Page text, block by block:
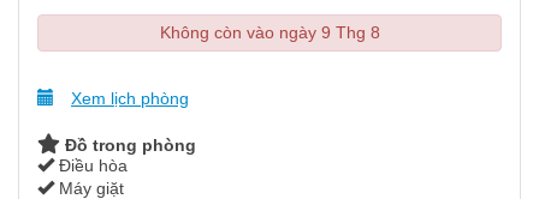
Không còn vào ngày 9 Thg 8
Xem lịch phòng
Đồ trong phòng
Điều hòa
Máy giặt